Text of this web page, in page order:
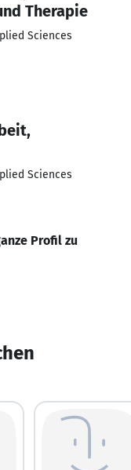
Therapie
Sciences
Sciences
Profil zu